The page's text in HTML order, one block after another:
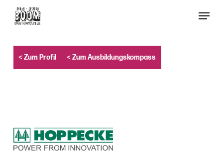
content
Menu
< Zum Profil < Zum Ausbildungskompass